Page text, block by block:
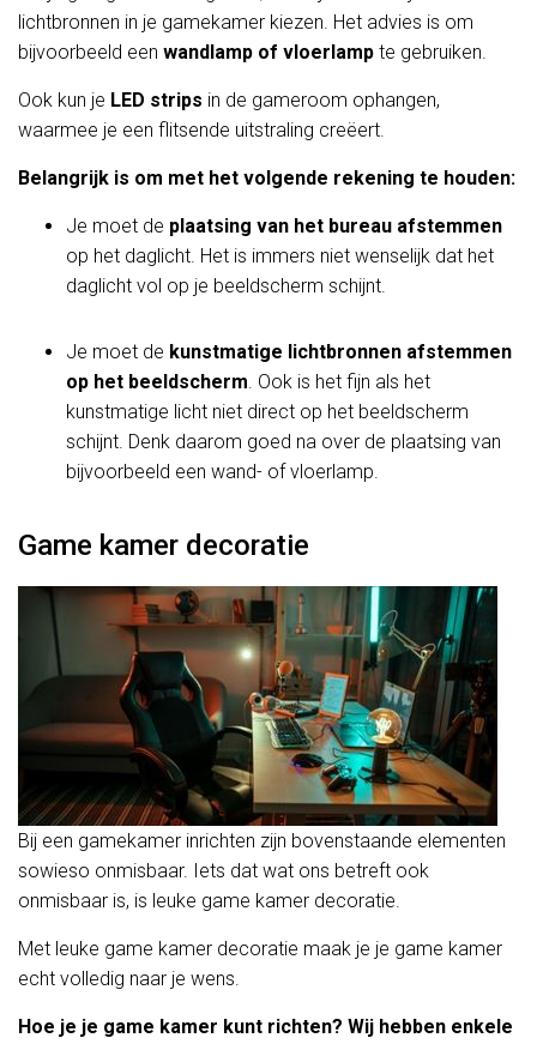
lichtbronnen in je gamekamer kiezen. Het advies is om
bijvoorbeeld een wandlamp of vloerlamp te gebruiken.
Ook kun je LED strips in de gameroom ophangen,
waarmee je een flitsende uitstraling creëert.
Belangrijk is om met het volgende rekening te houden:
Je moet de plaatsing van het bureau afstemmen
op het daglicht. Het is immers niet wenselijk dat het
daglicht vol op je beeldscherm schijnt.
Je moet de kunstmatige lichtbronnen afstemmen
op het beeldscherm. Ook is het fijn als het
kunstmatige licht niet direct op het beeldscherm
schijnt. Denk daarom goed na over de plaatsing van
bijvoorbeeld een wand- of vloerlamp.
Game kamer decoratie
Bij een gamekamer inrichten zijn bovenstaande elementen
sowieso onmisbaar. Iets dat wat ons betreft ook
onmisbaar is, is leuke game kamer decoratie.
Met leuke game kamer decoratie maak je je game kamer
echt volledig naar je wens.
Hoe je je game kamer kunt richten? Wij hebben enkele